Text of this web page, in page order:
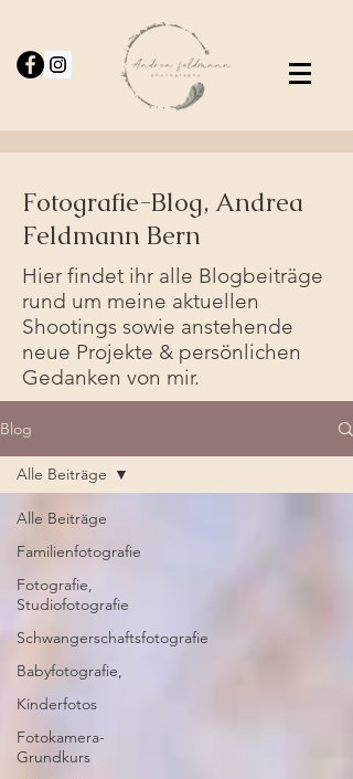
Fotografie-Blog, Andrea
Feldmann Bern
Hier findet ihr alle Blogbeiträge
rund um meine aktuellen
Shootings sowie anstehende
neue Projekte & persönlichen
Gedanken von mir.
Blog
Alle Beiträge
Familienfotografie
Fotografie,
Studiofotografie
Schwangerschaftsfotografie
Babyfotografie,
Kinderfotos
Fotokamera-
Grundkurs
Alle Beiträge